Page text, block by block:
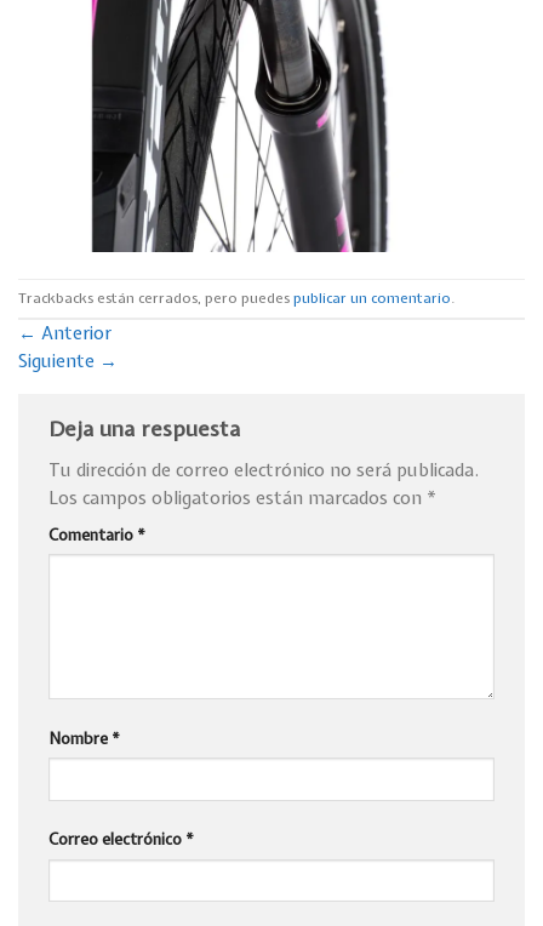
Trackbacks están cerrados, pero puedespublicar un comentario.
← Anterior
Siguiente →
Deja una respuesta
Tu dirección de correo electrónico no será publicada.
Los campos obligatorios están marcados con *
Comentario *
Nombre *
Correo electrónico *